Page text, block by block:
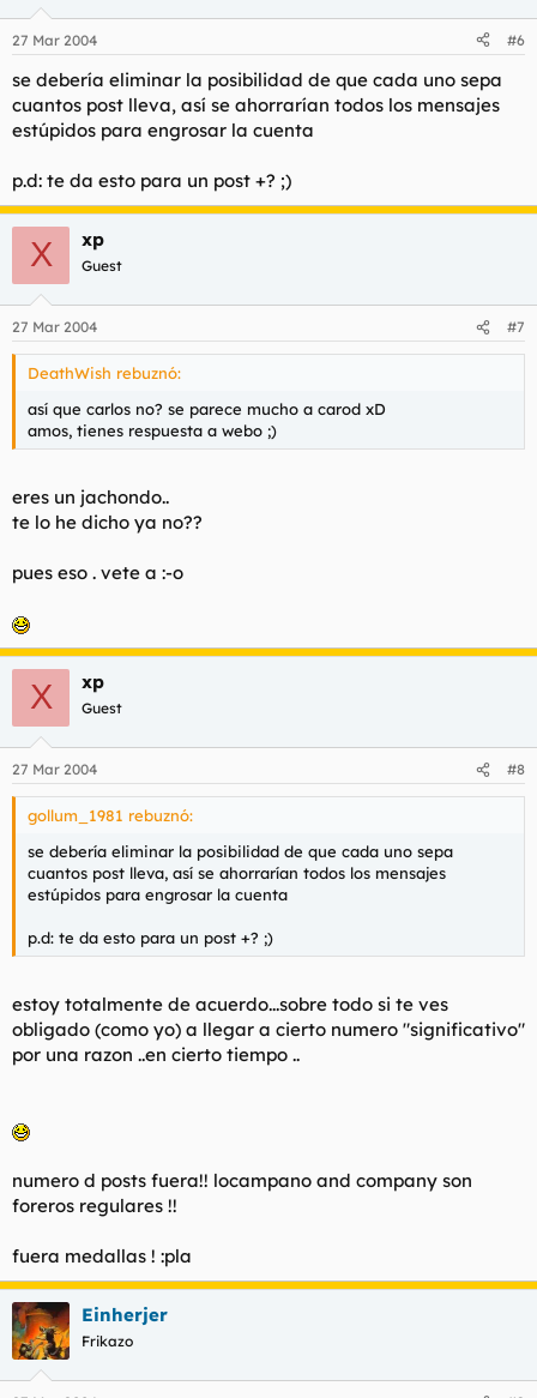
27 Mar 2004 #6
se debería eliminar la posibilidad de que cada uno sepa
cuantos post lleva, así se ahorrarían todos los mensajes
estúpidos para engrosar la cuenta
p.d: te da esto para un post +? ;)
X xp
Guest
27 Mar 2004 #7
DeathWish rebuznó:
así que carlos no? se parece mucho a carod xD
amos, tienes respuesta a webo ;)
eres un jachondo..
te lo he dicho ya no??
pues eso . vete a :-o
X xp
Guest
27 Mar 2004 #8
gollum_1981 rebuznó:
se debería eliminar la posibilidad de que cada uno sepa
cuantos post lleva, así se ahorrarían todos los mensajes
estúpidos para engrosar la cuenta
p.d: te da esto para un post +? ;)
estoy totalmente de acuerdo...sobre todo si te ves
obligado (como yo) a llegar a cierto numero "significativo"
por una razon ..en cierto tiempo ..
numero d posts fuera!! locampano and company son
foreros regulares !!
fuera medallas ! :pla
Einherjer
Frikazo